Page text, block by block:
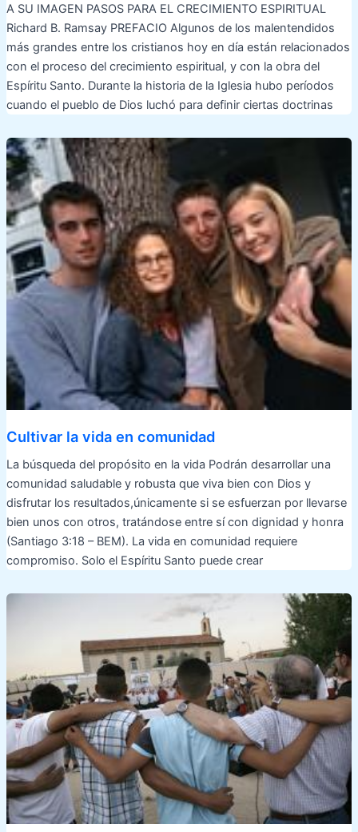
A SU IMAGEN PASOS PARA EL CRECIMIENTO ESPIRITUAL
Richard B. Ramsay PREFACIO Algunos de los malentendidos
más grandes entre los cristianos hoy en día están relacionados
con el proceso del crecimiento espiritual, y con la obra del
Espíritu Santo. Durante la historia de la Iglesia hubo períodos
cuando el pueblo de Dios luchó para definir ciertas doctrinas
Cultivar la vida en comunidad
La búsqueda del propósito en la vida Podrán desarrollar una
comunidad saludable y robusta que viva bien con Dios y
disfrutar los resultados,únicamente si se esfuerzan por llevarse
bien unos con otros, tratándose entre sí con dignidad y honra
(Santiago 3:18 – BEM). La vida en comunidad requiere
compromiso. Solo el Espíritu Santo puede crear